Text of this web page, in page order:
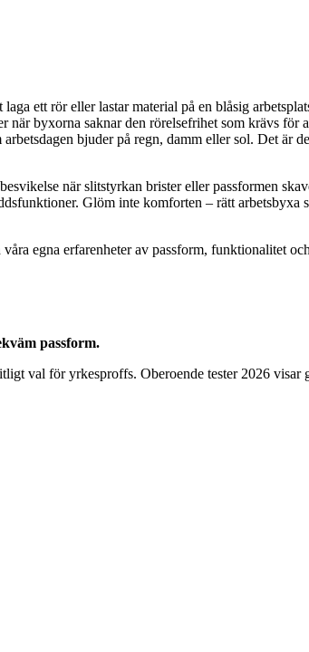
ett rör eller lastar material på en blåsig
byxorna saknar den rörelsefrihet som krävs för
bjuder på regn, damm eller sol. Det är
när slitstyrkan brister eller passformen
Glöm inte komforten – rätt arbetsbyxa
egna erfarenheter av passform, funktionalitet
passform.
val för yrkesproffs. Oberoende tester 2026 visar